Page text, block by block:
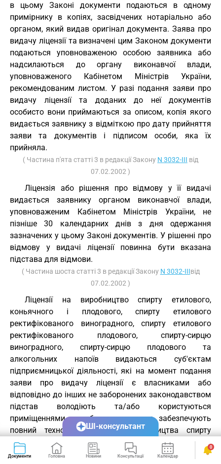
в цьому Законі документи подаються в одному
примірнику в копіях, засвідчених нотаріально або
органом, який видав оригінал документа. Заява про
видачу ліцензії та визначені цим Законом документи
подаються уповноваженою особою заявника або
надсилаються до органу виконавчої влади,
уповноваженого Кабінетом Міністрів України,
рекомендованим листом. У разі подання заяви про
видачу ліцензії та доданих до неї документів
особисто вони приймаються за описом, копія якого
видається заявнику з відміткою про дату прийняття
заяви та документів і підписом особи, яка їх
прийняла.
( Частина п'ята статті 3 в редакції Закону N 3032-III від
07.02.2002 )
Ліцензія або рішення про відмову у її видачі
видається заявнику органом виконавчої влади,
уповноваженим Кабінетом Міністрів України, не
пізніше 30 календарних днів з дня одержання
зазначених у цьому Законі документів. У рішенні про
відмову у видачі ліцензії повинна бути вказана
підстава для відмови.
( Частина шоста статті 3 в редакції Закону N 3032-IIIвід
07.02.2002 )
Ліцензії на виробництво спирту етилового,
коньячного і плодового, спирту етилового
ректифікованого виноградного, спирту етилового
ректифікованого плодового, спирту-сирцю
виноградного, спирту-сирцю плодового та
алкогольних напоїв видаються суб'єктам
підприємницької діяльності, які на момент подання
заяви про видачу ліцензії є власниками або
відповідно до інших не заборонених законодавством
підстав володіють та/або користуються
приміщеннями та обладнанням, що забезпечують
повний технологічний цикл виробництва спирту
етилового, коньячного і плодового, спирту етилового
ректифікованого виноградного, спирту етилового
Документи Головна Новини Консультації Календар Сервіси
0
ШІ-консультант